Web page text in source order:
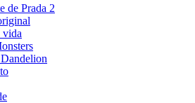
de Prada 2
vida